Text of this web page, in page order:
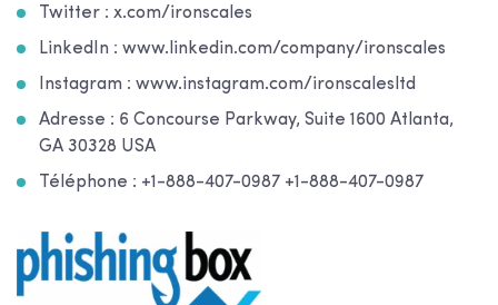
Twitter : x.com/ironscales
LinkedIn : www.linkedin.com/company/ironscales
Instagram : www.instagram.com/ironscalesltd
Adresse : 6 Concourse Parkway, Suite 1600 Atlanta,
GA 30328 USA
Téléphone : +1-888-407-0987 +1-888-407-0987